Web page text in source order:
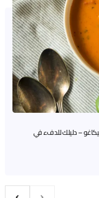
– دليلك للدفء في